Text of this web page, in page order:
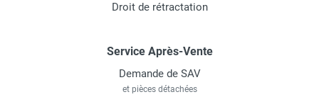
Droit de rétractation
Service Après-Vente
Demande de SAV
et pièces détachées